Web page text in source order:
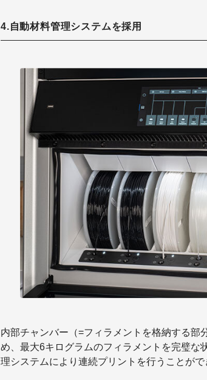
4.自動材料管理システムを採用
内部チャンバー（=フィラメントを格納する部
め、 最大6キログラムのフィラメントを完璧な
理システムにより連続プリントを行うことがで